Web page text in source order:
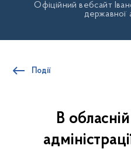
Офіційний вебсайт
державної
Події
В